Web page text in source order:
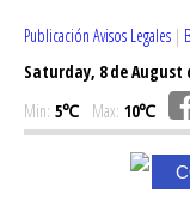
Publicación Avisos Legales |
Saturday, 8 de August
Min: 5℃ Max: 10℃